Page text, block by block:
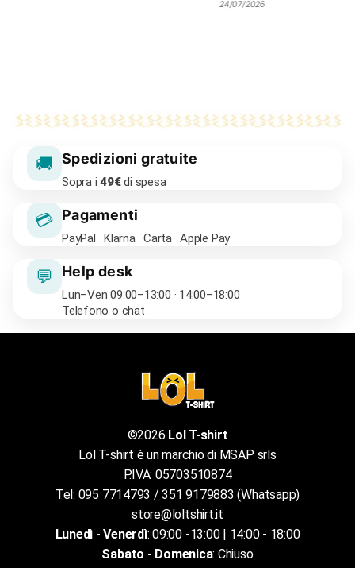
🚚 Spedizioni gratuite
Sopra i49€di spesa
💳 Pagamenti
PayPal · Klarna · Carta · Apple Pay
💬 Help desk
Lun–Ven 09:00–13:00 · 14:00–18:00
Telefono o chat
©2026 Lol T-shirt
Lol T-shirt è un marchio di MSAP srls
P.IVA: 05703510874
Tel: 095 7714793 / 351 9179883 (Whatsapp)
store@loltshirt.it
Lunedì - Venerdì: 09:00 -13:00 | 14:00 - 18:00
Sabato - Domenica: Chiuso